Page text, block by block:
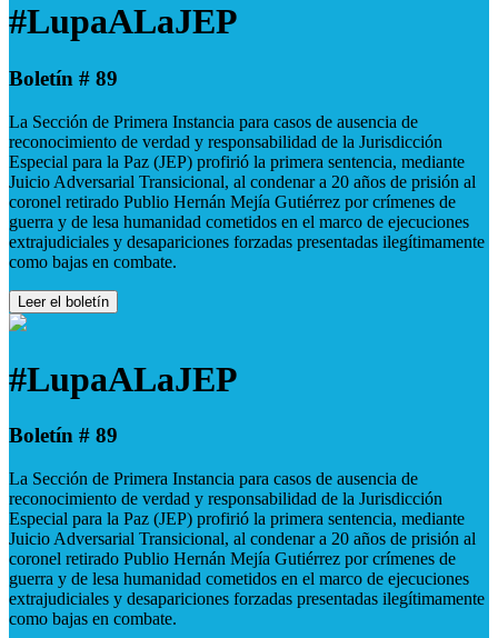
#LupaALaJEP
Boletín # 89
La Sección de Primera Instancia para casos de ausencia de
reconocimiento de verdad y responsabilidad de la Jurisdicción
Especial para la Paz (JEP) profirió la primera sentencia, mediante
Juicio Adversarial Transicional, al condenar a 20 años de prisión al
coronel retirado Publio Hernán Mejía Gutiérrez por crímenes de
guerra y de lesa humanidad cometidos en el marco de ejecuciones
extrajudiciales y desapariciones forzadas presentadas ilegítimamente
como bajas en combate.
Leer el boletín
#LupaALaJEP
Boletín # 89
La Sección de Primera Instancia para casos de ausencia de
reconocimiento de verdad y responsabilidad de la Jurisdicción
Especial para la Paz (JEP) profirió la primera sentencia, mediante
Juicio Adversarial Transicional, al condenar a 20 años de prisión al
coronel retirado Publio Hernán Mejía Gutiérrez por crímenes de
guerra y de lesa humanidad cometidos en el marco de ejecuciones
extrajudiciales y desapariciones forzadas presentadas ilegítimamente
como bajas en combate.